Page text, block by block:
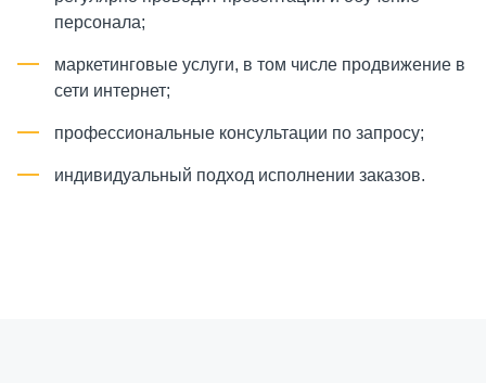
персонала;
маркетинговые услуги, в том числе продвижение в
сети интернет;
профессиональные консультации по запросу;
индивидуальный подход исполнении заказов.